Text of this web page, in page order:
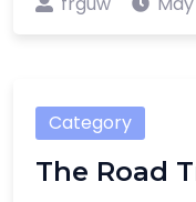
Category
The Road